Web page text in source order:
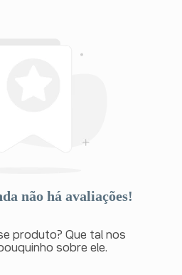
não há avaliações!
produto? Que tal nos
sobre ele.